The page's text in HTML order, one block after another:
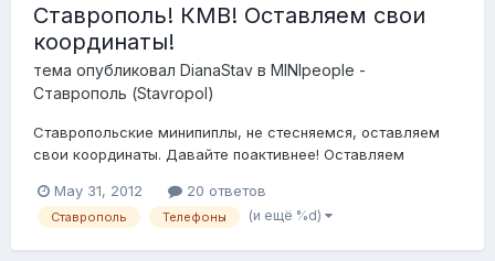
Ставрополь! КМВ! Оставляем свои
координаты!
тема опубликовал DianaStav в MINIpeople -
Ставрополь (Stavropol)
Ставропольские минипиплы, не стесняемся, оставляем
свои координаты. Давайте поактивнее! Оставляем
телефон, емейл.
May 31, 2012 20 ответов
Ставрополь Телефоны (и ещё %d)